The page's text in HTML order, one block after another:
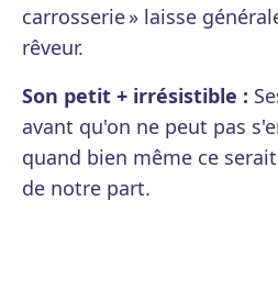
carrosserie » laisse
rêveur.
Son petit + irrésistible :
avant qu'on ne peut pas
quand bien même ce
de notre part.